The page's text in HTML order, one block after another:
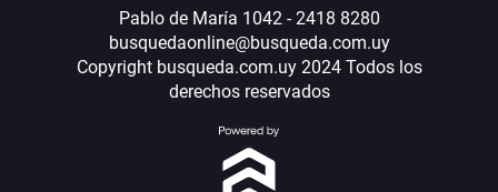
Pablo de María 1042 - 2418 8280
busquedaonline@busqueda.com.uy
Copyright busqueda.com.uy 2024 Todos los
derechos reservados